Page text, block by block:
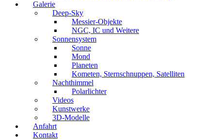
Galerie
Deep-Sky
Messier-Objekte
NGC, IC und Weitere
Sonnensystem
Sonne
Mond
Planeten
Kometen, Sternschnuppen, Satelliten
Nachthimmel
Polarlichter
Videos
Kunstwerke
3D-Modelle
Anfahrt
Kontakt